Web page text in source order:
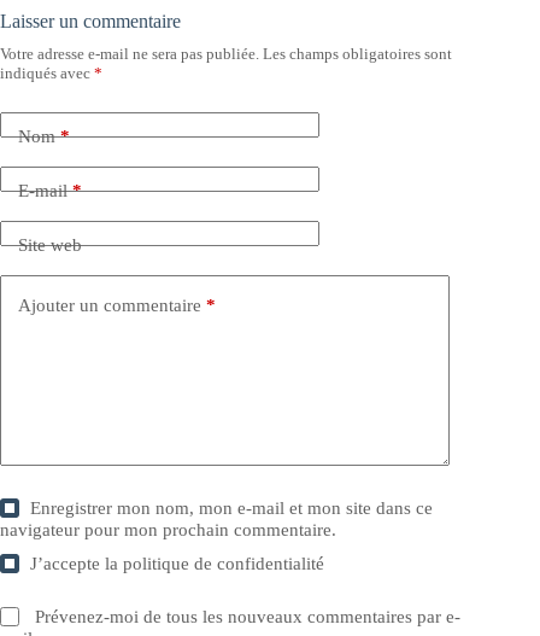
Laisser un commentaire
Votre adresse e-mail ne sera pas publiée. Les champs obligatoires sont
indiqués avec *
Nom*
E-mail*
Site web
Ajouter un commentaire *
Enregistrer mon nom, mon e-mail et mon site dans ce
navigateur pour mon prochain commentaire.
J’accepte lapolitique de confidentialité
Prévenez-moi de tous les nouveaux commentaires par e-